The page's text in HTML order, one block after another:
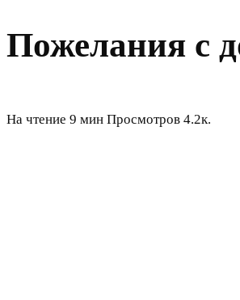
Пожелания с
На чтение 9 мин Просмотров 4.2к.